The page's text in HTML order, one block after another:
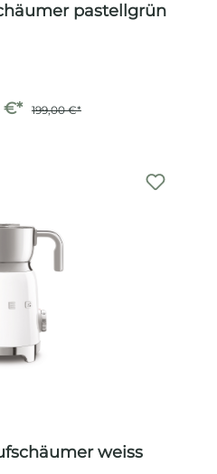
pastellgrün
€* 199,00 €*
weiss